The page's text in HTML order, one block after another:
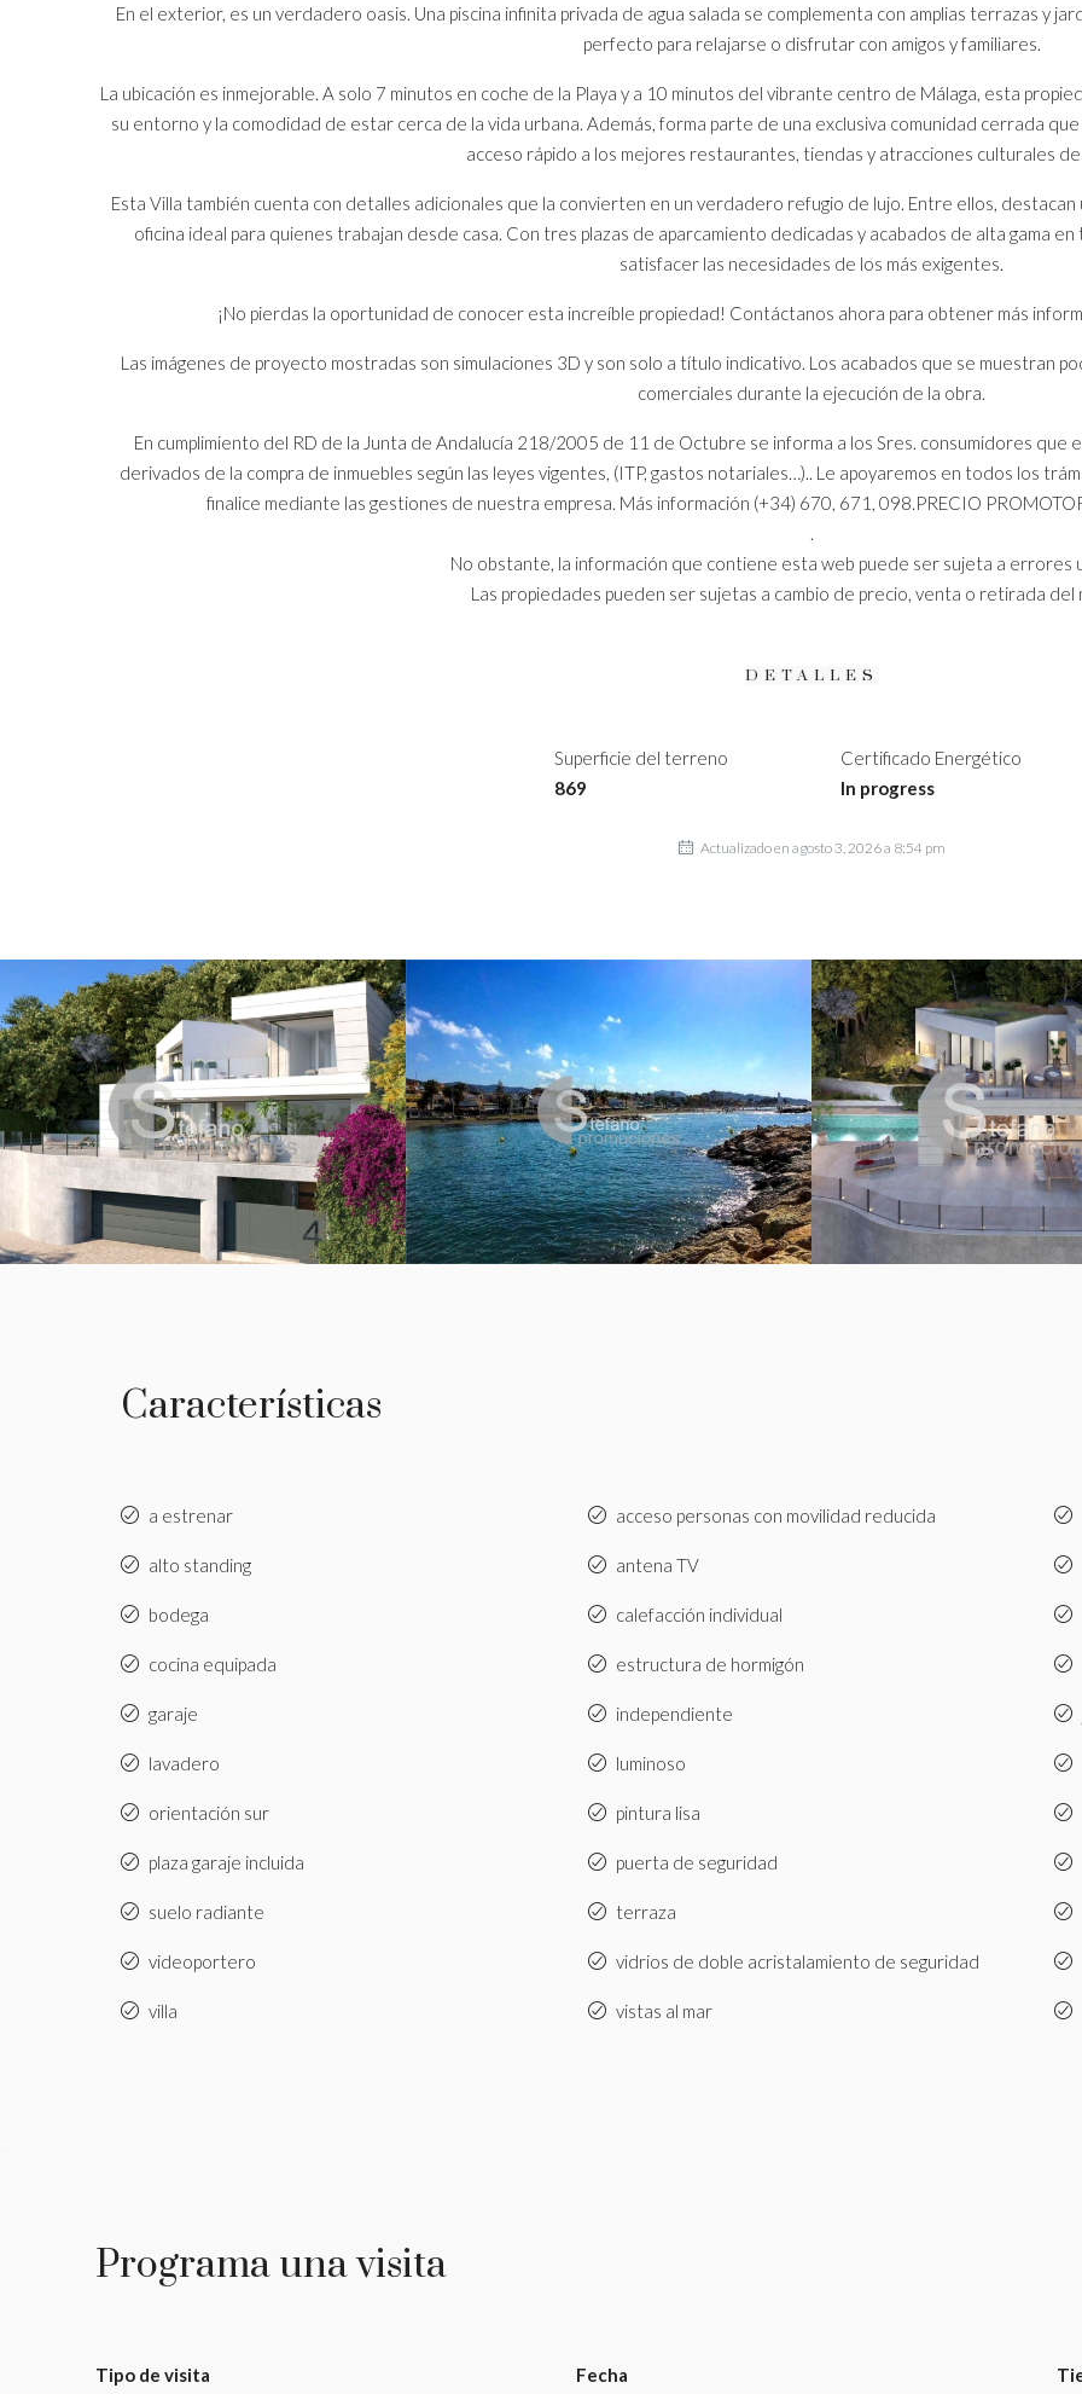
En el exterior, es un verdadero oasis. Una piscina infinita privada de agua salada se complementa con amplias terrazas y
perfecto para relajarse o disfrutar con amigos y familiares.
La ubicación es inmejorable. A solo 7 minutos en coche de la Playa y a 10 minutos del vibrante centro de Málaga, esta
su entorno y la comodidad de estar cerca de la vida urbana. Además, forma parte de una exclusiva comunidad cerrada
acceso rápido a los mejores restaurantes, tiendas y atracciones culturales de
Esta Villa también cuenta con detalles adicionales que la convierten en un verdadero refugio de lujo. Entre ellos,
oficina ideal para quienes trabajan desde casa. Con tres plazas de aparcamiento dedicadas y acabados de alta gama
satisfacer las necesidades de los más exigentes.
¡No pierdas la oportunidad de conocer esta increíble propiedad! Contáctanos ahora para obtener más
Las imágenes de proyecto mostradas son simulaciones 3D y son solo a título indicativo. Los acabados que se muestran
comerciales durante la ejecución de la obra.
En cumplimiento del RD de la Junta de Andalucía 218/2005 de 11 de Octubre se informa a los Sres. consumidores que
derivados de la compra de inmuebles según las leyes vigentes, (ITP, gastos notariales…).. Le apoyaremos en todos los
finalice mediante las gestiones de nuestra empresa. Más información (+34) 670, 671, 098.PRECIO
.
No obstante, la información que contiene esta web puede ser sujeta a errores
Las propiedades pueden ser sujetas a cambio de precio, venta o retirada del
DETALLES
Superficie del terreno
869
Certificado Energético
In progress
Actualizado en agosto 3, 2026 a 8:54 pm
Características
a estrenar acceso personas con movilidad reducida
alto standing antena TV
bodega calefacción individual
cocina equipada estructura de hormigón
garaje independiente
lavadero luminoso
orientación sur pintura lisa
plaza garaje incluida puerta de seguridad
suelo radiante terraza
videoportero vidrios de doble acristalamiento de seguridad
villa vistas al mar
Programa una visita
Tipo de visita Fecha